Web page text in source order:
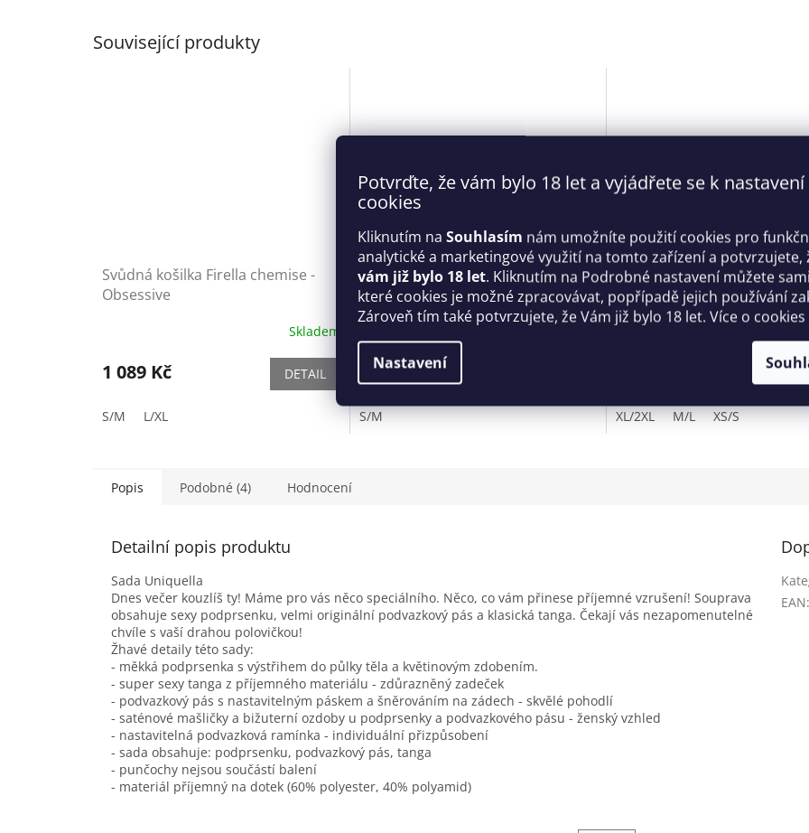
Potvrďte, že vám bylo 18 let a vyjádřete se k nastavení
cookies
Kliknutím na Souhlasím nám umožníte použití cookies pro
analytické a marketingové využití na tomto zařízení a potvrzujete,
vám již bylo 18 let. Kliknutím na Podrobné nastavení můžete
které cookies je možné zpracovávat, popřípadě jejich používání
Zároveň tím také potvrzujete, že Vám již bylo 18 let. Více o cookies
Nastavení
Související produkty
Svůdná košilka Firella chemise -
Obsessive
Skladem
1 089 Kč DETAIL
S/M L/XL
Pikantní korzet Heartia corset -
Obsessive
1 199 Kč
S/M
Výjimečné body Milladis
Obsessive
XL/2XL M/L XS/S
Popis Podobné (4) Hodnocení
Detailní popis produktu
Sada Uniquella
Dnes večer kouzlíš ty! Máme pro vás něco speciálního. Něco, co vám přinese příjemné vzrušení! Souprava
obsahuje sexy podprsenku, velmi originální podvazkový pás a klasická tanga. Čekají vás nezapomenutelné
chvíle s vaší drahou polovičkou!
Žhavé detaily této sady:
- měkká podprsenka s výstřihem do půlky těla a květinovým zdobením.
- super sexy tanga z příjemného materiálu - zdůrazněný zadeček
- podvazkový pás s nastavitelným páskem a šněrováním na zádech - skvělé pohodlí
- saténové mašličky a bižuterní ozdoby u podprsenky a podvazkového pásu - ženský vzhled
- nastavitelná podvazková ramínka - individuální přizpůsobení
- sada obsahuje: podprsenku, podvazkový pás, tanga
- punčochy nejsou součástí balení
- materiál příjemný na dotek (60% polyester, 40% polyamid)
EAN: